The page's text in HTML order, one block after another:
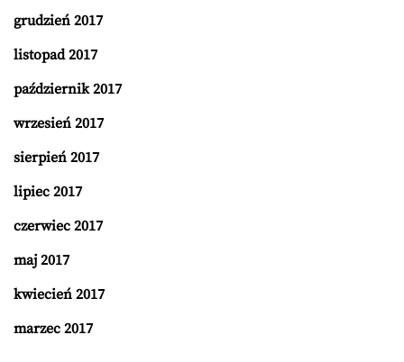
grudzień 2017
listopad 2017
październik 2017
wrzesień 2017
sierpień 2017
lipiec 2017
czerwiec 2017
maj 2017
kwiecień 2017
marzec 2017